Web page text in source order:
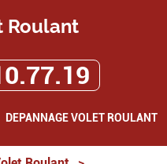
Roulant
DEPANNAGE VOLET ROULANT